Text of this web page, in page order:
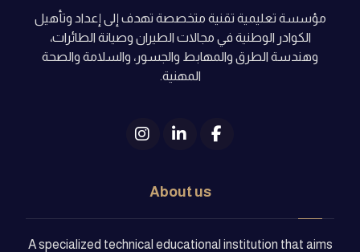
مؤسسة تعليمية تقنية متخصصة تهدف إلى إعداد وتأهيل
الكوادر الوطنية في مجالات الطيران وصيانة الطائرات،
وهندسة الطرق والمهابط والجسور، والسلامة والصحة
المهنية.
About us
A specialized technical educational institution that aims